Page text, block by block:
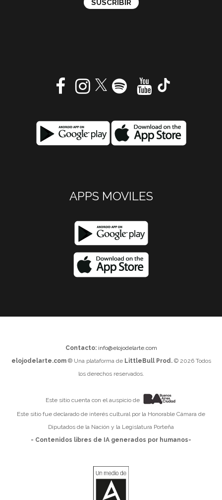
APPS MOVILES
Contacto: info@elojodelarte.com
elojodelarte.com® Una plataforma de LittleBull Prod.© 2026 Todos
los derechos reservados.
Este sitio cuenta con el auspicio de
Este sitio fue declarado de interés cultural por la Honorable Cámara de
Diputados de la Nación y la Legislatura Porteña
- Contenidos libres de IA generados por humanos-